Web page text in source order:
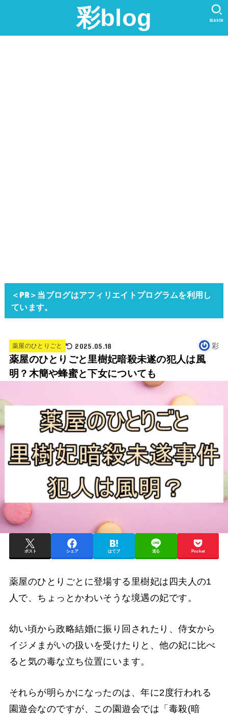
彩blog SEARCH
＜PR＞当ブログはアフィリエイトプログラムを利用し
ています。
薬屋のひとりごと 2025.05.18 彩
薬屋のひとりごと里樹妃暗殺未遂の犯人は風
明？木簡や蜂蜜と下女についても
ポスト シェア はてブ 送る Pocket
薬屋のひとりごとに登場する里樹妃は四夫人の1
人で、ちょっとかわいそうな境遇の妃です。
幼い頃から政略結婚に振り回されたり、侍女から
イジメまがいの扱いを受けたりと、他の妃に比べ
ると気の毒な立ち位置にいます。
それらが明らかになったのは、年に2度行われる
園遊会なのですが、この園遊会では「毒殺(暗